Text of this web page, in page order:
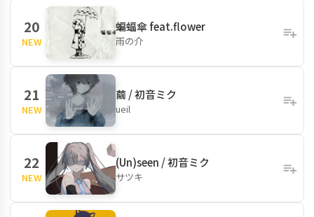
20
NEW
蝙蝠傘 feat.flower
雨の介
21
NEW
繭 / 初音ミク
ueil
22
NEW
(Un)seen / 初音ミク
サツキ